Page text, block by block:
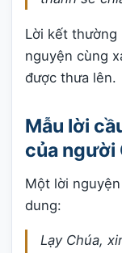
Lời kết thường
nguyện cùng
được thưa lên.
Mẫu lời
của người
Một lời
dung:
Lạy Chúa,